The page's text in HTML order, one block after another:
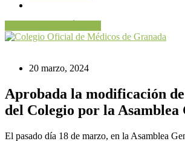
20 marzo, 2024
Aprobada la modificación
del Colegio por la Asamblea
El pasado día 18 de marzo, en la Asamblea